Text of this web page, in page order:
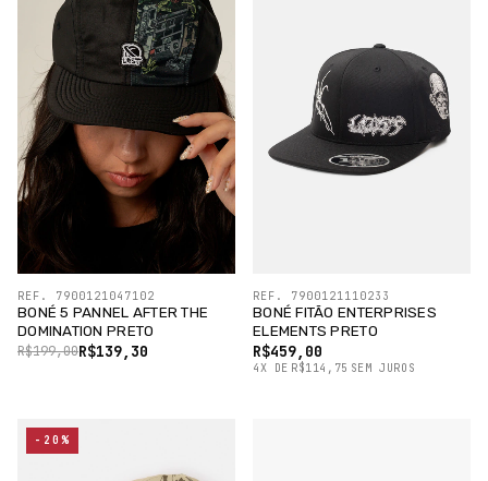
BONÉ 5 PANNEL AFTER THE
DOMINATION PRETO
R$139,30
R$199,00
REF. 7900121047102
BONÉ FITÃO ENTERPRISES
ELEMENTS PRETO
R$459,00
4X DE R$114,75 SEM JUROS
REF. 7900121110233
-20%